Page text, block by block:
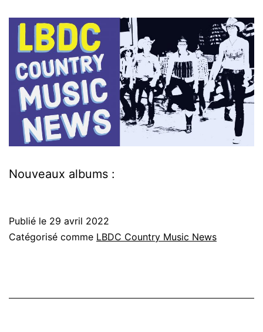
Nouveaux albums :
Publié le 29 avril 2022
Catégorisé comme LBDC Country Music News